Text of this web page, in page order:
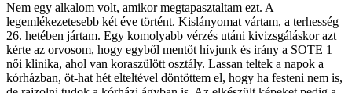
Nem egy alkalom volt, amikor megtapasztaltam ezt. A
legemlékezetesebb két éve történt. Kislányomat vártam, a terhesség
26. hetében jártam. Egy komolyabb vérzés utáni kivizsgáláskor azt
kérte az orvosom, hogy egyből mentőt hívjunk és irány a SOTE 1
női klinika, ahol van koraszülött osztály. Lassan teltek a napok a
kórházban, öt-hat hét elteltével döntöttem el, hogy ha festeni nem is,